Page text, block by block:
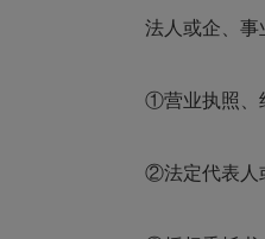
法人或企、事
①营业执照、
②法定代表人